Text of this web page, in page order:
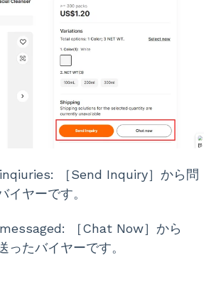
［Send Inquiry］から問
イヤーです。
［Chat Now］から
ったバイヤーです。